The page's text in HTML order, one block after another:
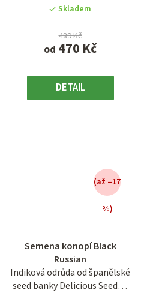
Skladem
od 470 Kč
489 Kč
DETAIL
hvězdiček.
Semena konopí Black
Russian
Indiková odrůda od španělské
seed banky Delicious Seeds s
(až –17
%)
produktu
je
3,8
z